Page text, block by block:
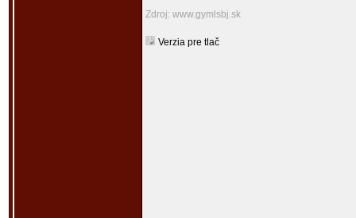
Zdroj: www.gymlsbj.sk
Verzia pre tlač